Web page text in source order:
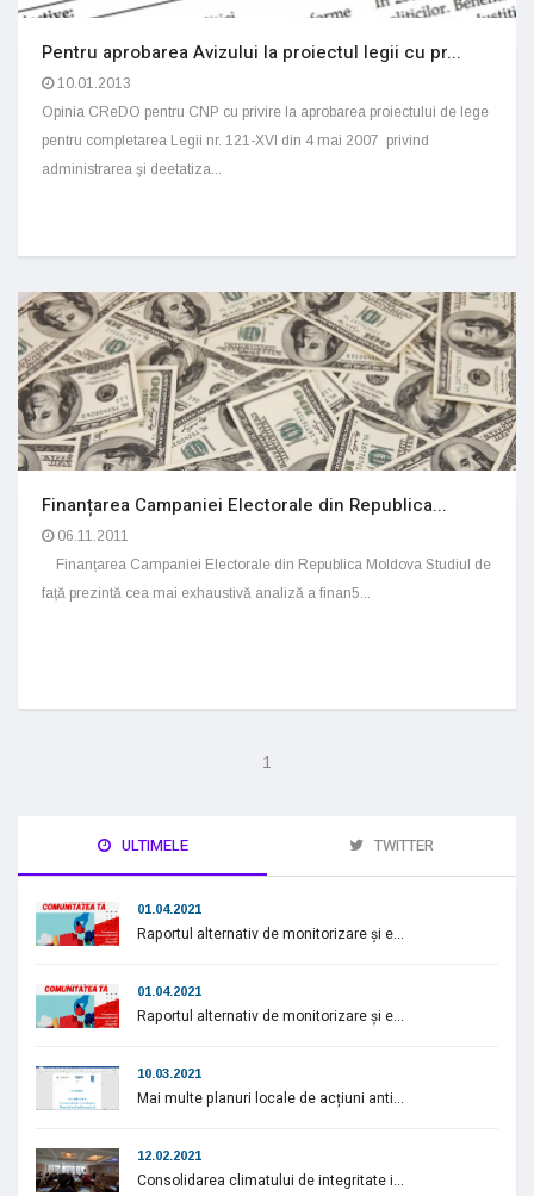
Pentru aprobarea Avizului la proiectul legii cu pr...
10.01.2013
Opinia CReDO pentru CNP cu privire la aprobarea proiectului de lege
pentru completarea Legii nr. 121-XVI din 4 mai 2007 privind
administrarea şi deetatiza...
Finanțarea Campaniei Electorale din Republica...
06.11.2011
Finanțarea Campaniei Electorale din Republica Moldova Studiul de
față prezintă cea mai exhaustivă analiză a finan5...
1
ULTIMELE TWITTER
01.04.2021
Raportul alternativ de monitorizare și e...
01.04.2021
Raportul alternativ de monitorizare și e...
10.03.2021
Mai multe planuri locale de acțiuni anti...
12.02.2021
Consolidarea climatului de integritate i...